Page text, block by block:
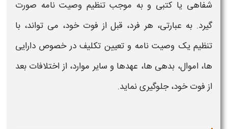
شفاهی یا کتبی و به موجب تنظیم وصیت نامه صورت
گیرد. به عبارتی، هر فرد، قبل از فوت خود، می تواند، با
تنظیم یک وصیت نامه و تعیین تکلیف در خصوص دارایی
ها، اموال، بدهی ها، عهدها و سایر موارد، از اختلافات بعد
از فوت خود، جلوگیری نماید.